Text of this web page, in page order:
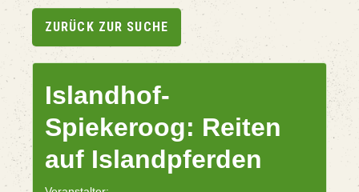
ZURÜCK ZUR SUCHE
Islandhof-
Spiekeroog: Reiten
auf Islandpferden